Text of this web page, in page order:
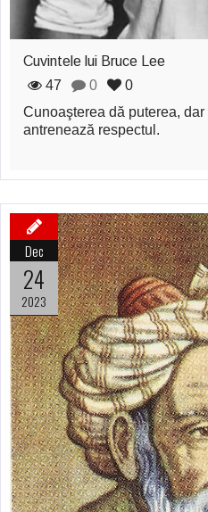
Cuvintele lui Bruce Lee
47
0
0
Cunoaşterea dă puterea,
antrenează respectul.
Dec
24
2023